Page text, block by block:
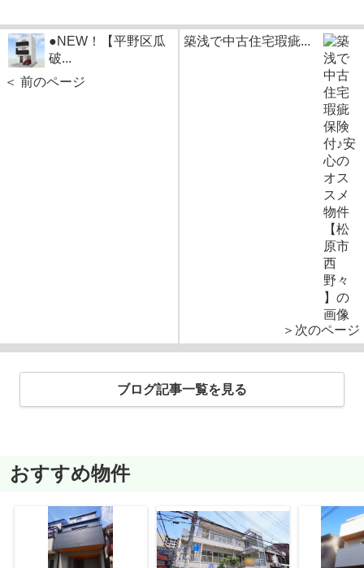
●NEW！【平野区瓜
破...
＜ 前のページ
築浅で中古住宅瑕疵...
＞次のページ
ブログ記事一覧を見る
おすすめ物件